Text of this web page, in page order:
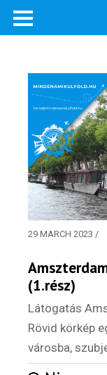
Külföldre
Beutazási
Oszd meg
Külföldi
29 MARCH 2023 /
(1.rész)
Látogatás
Rövid körkép
városba,